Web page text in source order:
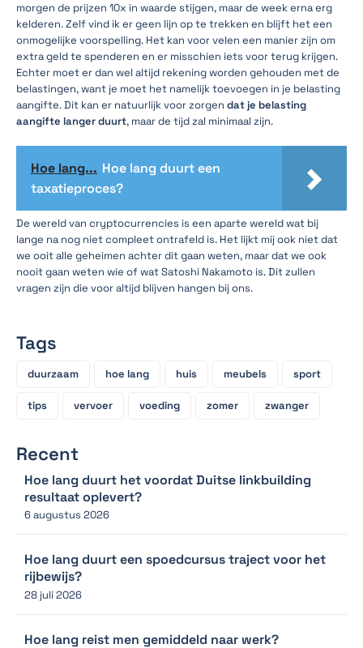
morgen de prijzen 10x in waarde stijgen, maar de week erna erg
kelderen. Zelf vind ik er geen lijn op te trekken en blijft het een
onmogelijke voorspelling. Het kan voor velen een manier zijn om
extra geld te spenderen en er misschien iets voor terug krijgen.
Echter moet er dan wel altijd rekening worden gehouden met de
belastingen, want je moet het namelijk toevoegen in je belasting
aangifte. Dit kan er natuurlijk voor zorgen dat je belasting
aangifte langer duurt, maar de tijd zal minimaal zijn.
Hoe lang... Hoe lang duurt een
taxatieproces?
De wereld van cryptocurrencies is een aparte wereld wat bij
lange na nog niet compleet ontrafeld is. Het lijkt mij ook niet dat
we ooit alle geheimen achter dit gaan weten, maar dat we ook
nooit gaan weten wie of wat Satoshi Nakamoto is. Dit zullen
vragen zijn die voor altijd blijven hangen bij ons.
Tags
duurzaam hoe lang huis meubels sport
tips vervoer voeding zomer zwanger
Recent
Hoe lang duurt het voordat Duitse linkbuilding
resultaat oplevert?
6 augustus 2026
Hoe lang duurt een spoedcursus traject voor het
rijbewijs?
28 juli 2026
Hoe lang reist men gemiddeld naar werk?